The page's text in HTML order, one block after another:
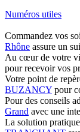
Numéros utiles
Commandez vos
Rhône assure un
Au cœur de votre
pour recevoir vos
Votre point de
BUZANCY pour
Pour des conseils
Grand avec une
La solution